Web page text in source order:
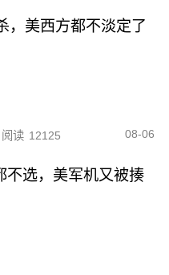
，美西方都不淡定了
阅读 12125 08-06
不选，美军机又被揍